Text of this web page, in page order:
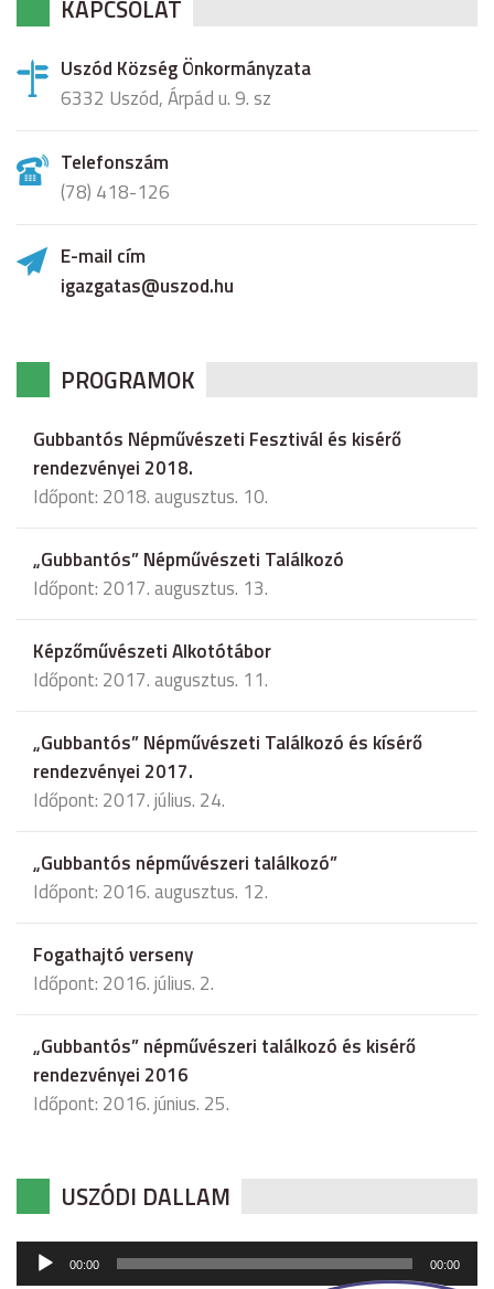
KAPCSOLAT
Uszód Község Önkormányzata
6332 Uszód, Árpád u. 9. sz
Telefonszám
(78) 418-126
E-mail cím
igazgatas@uszod.hu
PROGRAMOK
Gubbantós Népművészeti Fesztivál és kisérő
rendezvényei 2018.
Időpont: 2018. augusztus. 10.
„Gubbantós” Népművészeti Találkozó
Időpont: 2017. augusztus. 13.
Képzőművészeti Alkotótábor
Időpont: 2017. augusztus. 11.
„Gubbantós” Népművészeti Találkozó és kísérő
rendezvényei 2017.
Időpont: 2017. július. 24.
„Gubbantós népművészeri találkozó”
Időpont: 2016. augusztus. 12.
Fogathajtó verseny
Időpont: 2016. július. 2.
„Gubbantós” népművészeri találkozó és kisérő
rendezvényei 2016
Időpont: 2016. június. 25.
USZÓDI DALLAM
Audió
00:00 00:00